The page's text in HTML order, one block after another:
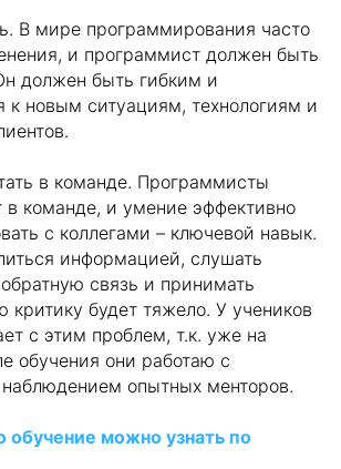
В мире программирования часто
и программист должен быть
должен быть гибким и
к новым ситуациям, технологиям и
в команде. Программисты
в команде, и умение эффективно
с коллегами – ключевой навык.
информацией, слушать
связь и принимать
критику будет тяжело. У учеников
с этим проблем, т.к. уже на
обучения они работаю с
опытных менторов.
обучение можно узнать по